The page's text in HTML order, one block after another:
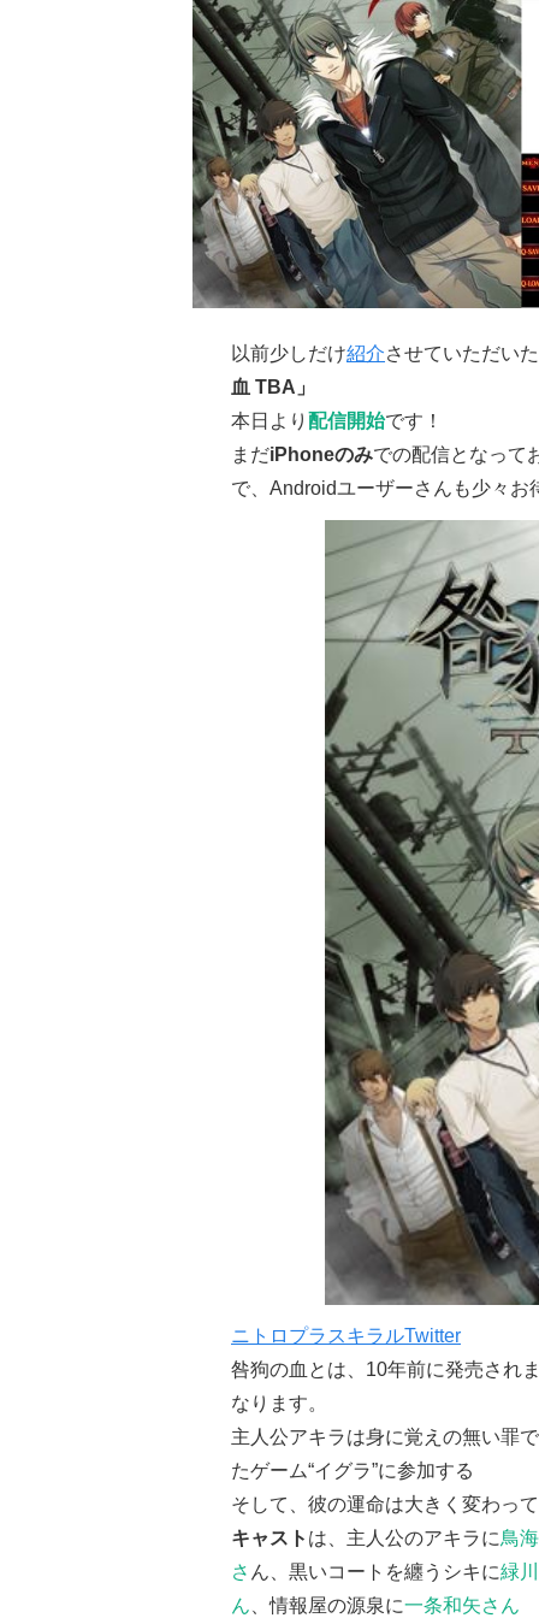
以前少しだけ紹介させていただい
血 TBA」
本日より 配信開始です！
まだiPhoneのみでの配信となって
で、Androidユーザーさんも少々お
ニトロプラスキラルTwitter
咎狗の血とは、10年前に発売され
なります。
主人公アキラは身に覚えの無い罪
たゲーム“イグラ”に参加する
そして、彼の運命は大きく変わっ
キャスト は、主人公のアキラに鳥
さ ん、黒いコートを纏うシキに緑
ん 、情報屋の源泉に一条和矢さん